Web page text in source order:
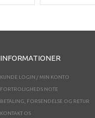
INFORMATIONER
KUNDE LOGIN / MIN KONTO
FORTROLIGHEDS NOTE
BETALING, FORSENDELSE OG RETUR
KONTAKT OS